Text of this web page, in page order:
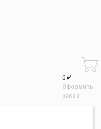
0 ₽
Оформить
заказ